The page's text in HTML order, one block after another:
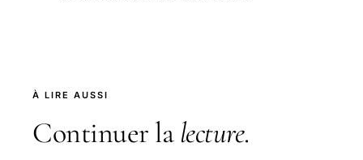
À LIRE AUSSI
Continuer la lecture.